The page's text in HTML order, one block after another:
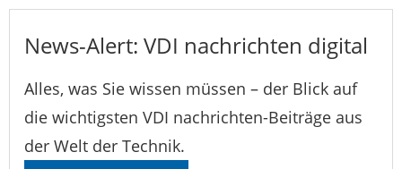
News-Alert: VDI nachrichten digital
Alles, was Sie wissen müssen – der Blick auf
die wichtigsten VDI nachrichten-Beiträge aus
der Welt der Technik.